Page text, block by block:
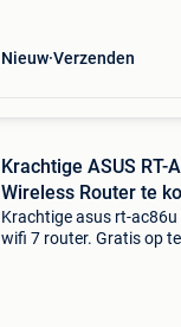
Nieuw Verzenden
Krachtige ASUS RT-
Wireless Router te
Krachtige asus rt-
wifi 7 router. Gratis op